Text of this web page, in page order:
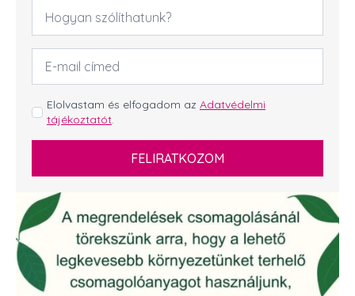
Email
cím
GDPR
*
Elolvastam és elfogadom az Adatvédelmi
tájékoztatót.
FELIRATKOZOM